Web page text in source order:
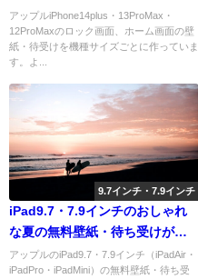
中
アップルiPhone14plus・13ProMax・
12ProMaxのロック画面、ホーム画面の壁
紙・待受けを機種サイズごとに作っていま
す。よ...
9.7インチ・7.9インチ
iPad9.7・7.9インチのおしゃれ
な夏の無料壁紙・待ち受けが取
り放題！
アップルのiPad9.7・7.9インチ（iPadAir・
iPadPro・iPadMini）の無料壁紙・待ち受